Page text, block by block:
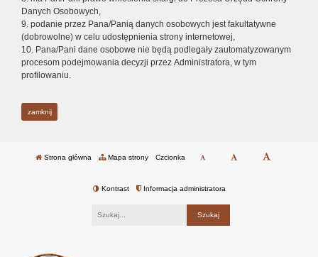
Danych Osobowych,
9. podanie przez Pana/Panią danych osobowych jest fakultatywne
(dobrowolne) w celu udostępnienia strony internetowej,
10. Pana/Pani dane osobowe nie będą podlegały zautomatyzowanym
procesom podejmowania decyzji przez Administratora, w tym
profilowaniu.
zamknij
Strona główna Mapa strony Czcionka
Kontrast Informacja administratora